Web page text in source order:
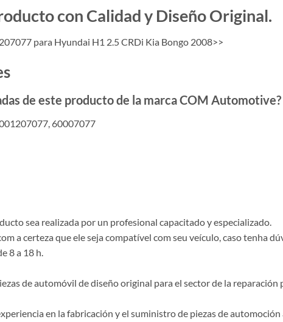
con Calidad y Diseño Original.
para Hyundai H1 2.5 CRDi Kia Bongo 2008>>
de este producto de la marca COM Automotive?
60007077
sea realizada por un profesional capacitado y especializado.
a certeza que ele seja compatível com seu veículo, caso tenha
8 a 18 h.
de automóvil de diseño original para el sector de la
en la fabricación y el suministro de piezas de automoción